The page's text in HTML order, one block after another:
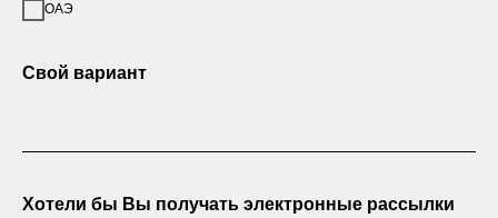
ОАЭ
Свой вариант
Хотели бы Вы получать электронные рассылки